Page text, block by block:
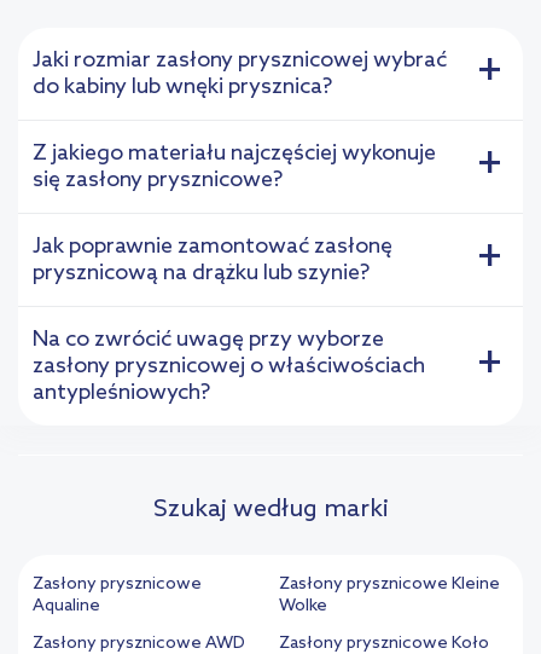
Jaki rozmiar zasłony prysznicowej wybrać
do kabiny lub wnęki prysznica?
+
Z jakiego materiału najczęściej wykonuje
się zasłony prysznicowe?
+
Jak poprawnie zamontować zasłonę
prysznicową na drążku lub szynie?
+
Na co zwrócić uwagę przy wyborze
zasłony prysznicowej o właściwościach
antypleśniowych?
+
Szukaj według marki
Zasłony prysznicowe
Aqualine
Zasłony prysznicowe AWD
Zasłony prysznicowe Kleine
Wolke
Zasłony prysznicowe Koło